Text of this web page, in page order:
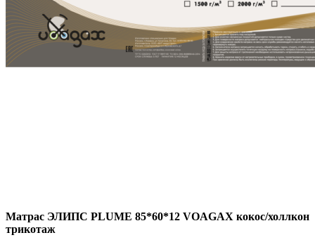
Матрас ЭЛИПС PLUME 85*60*12 VOAGAX кокос/холлкон
трикотаж